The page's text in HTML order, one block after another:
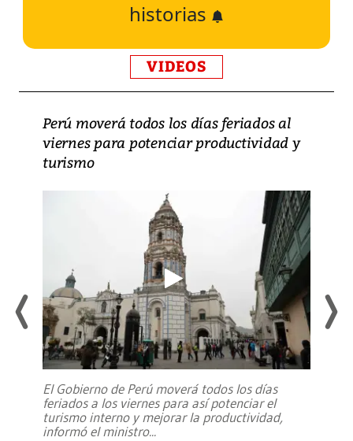
historias
VIDEOS
Perú moverá todos los días feriados al
viernes para potenciar productividad y
turismo
El Gobierno de Perú moverá todos los días
feriados a los viernes para así potenciar el
turismo interno y mejorar la productividad,
informó el ministro...